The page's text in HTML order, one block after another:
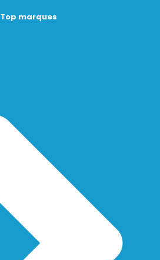
Top marques